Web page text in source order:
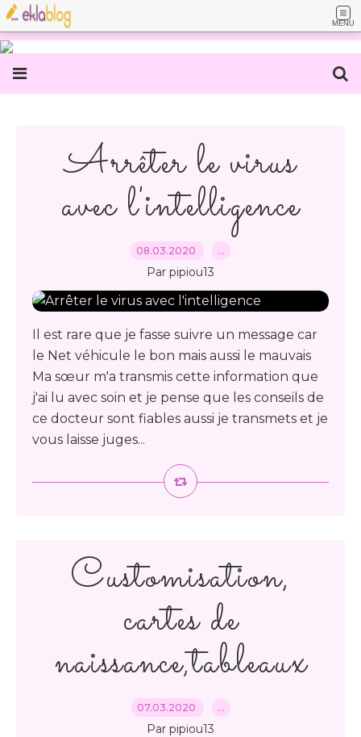
MENU
Arrêter le virus
avec l'intelligence
08.03.2020 …
Par pipiou13
Il est rare que je fasse suivre un message car
le Net véhicule le bon mais aussi le mauvais
Ma sœur m'a transmis cette information que
j'ai lu avec soin et je pense que les conseils de
ce docteur sont fiables aussi je transmets et je
vous laisse juges...
Customisation,
cartes de
naissance,tableaux
07.03.2020 …
Par pipiou13